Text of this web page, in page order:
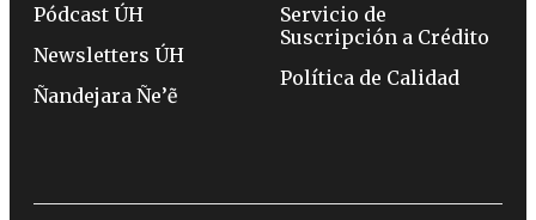
Pódcast ÚH
Newsletters ÚH
Ñandejara Ñe’ẽ
Servicio de
Suscripción a Crédito
Política de Calidad